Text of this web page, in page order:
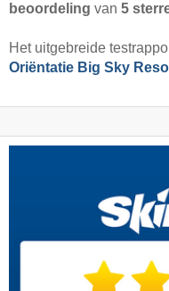
beoordeling van 5
Het uitgebreide
Oriëntatie Big Sky